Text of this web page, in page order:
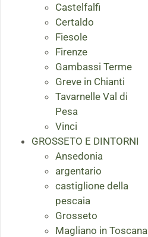
Castelfalfi
Certaldo
Fiesole
Firenze
Gambassi Terme
Greve in Chianti
Tavarnelle Val di
Pesa
Vinci
GROSSETO E DINTORNI
Ansedonia
argentario
castiglione della
pescaia
Grosseto
Magliano in Toscana